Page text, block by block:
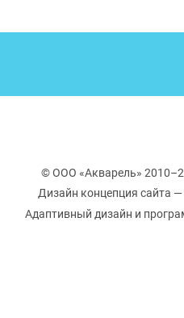
3 этаж!
© ООО «Акварель»
Дизайн концепция сайта —
Адаптивный дизайн и